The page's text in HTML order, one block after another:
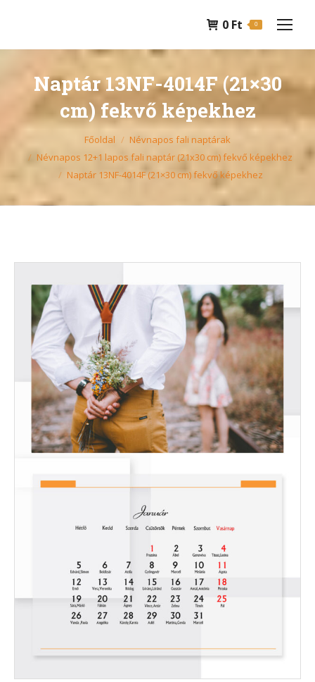
0 Ft 0
Naptár 13NF-4014F (21×30
cm) fekvő képekhez
Főoldal
Névnapos fali naptárak
Névnapos 12+1 lapos fali naptár (21x30 cm) fekvő képekhez
Naptár 13NF-4014F (21×30 cm) fekvő képekhez